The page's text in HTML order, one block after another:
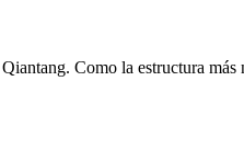
Como la estructura